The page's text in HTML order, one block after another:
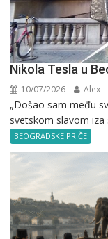
Nikola Tesla u
10/07/2026 Alex
„Došao sam među
svetskom slavom iza
BEOGRADSKE PRIČE